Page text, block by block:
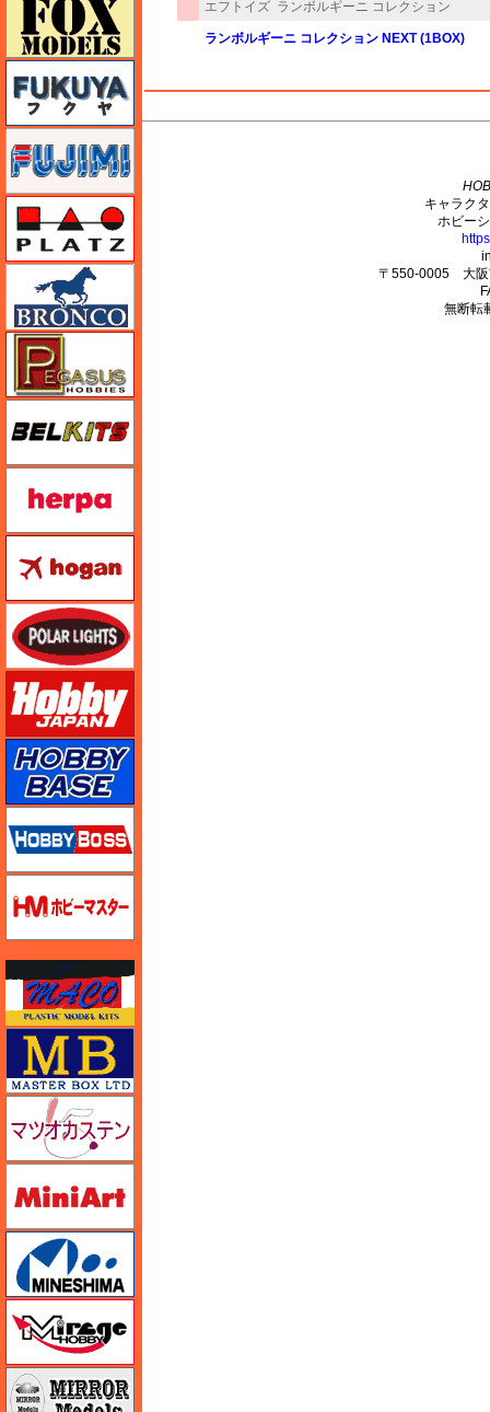
エフトイズ ランボルギーニ コレクション
ランボルギーニ コレクション NEXT (1BOX)
M's PLUS
キャラク
ホビー
〒550-0005 大阪
無断転